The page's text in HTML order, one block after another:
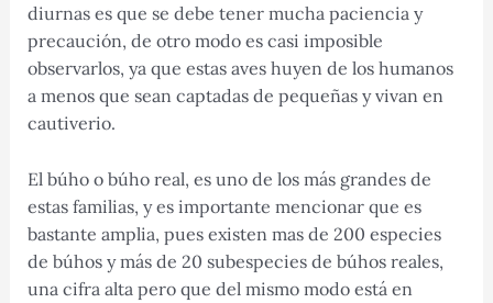
diurnas es que se debe tener mucha paciencia y
precaución, de otro modo es casi imposible
observarlos, ya que estas aves huyen de los humanos
a menos que sean captadas de pequeñas y vivan en
cautiverio.
El búho o búho real, es uno de los más grandes de
estas familias, y es importante mencionar que es
bastante amplia, pues existen mas de 200 especies
de búhos y más de 20 subespecies de búhos reales,
una cifra alta pero que del mismo modo está en